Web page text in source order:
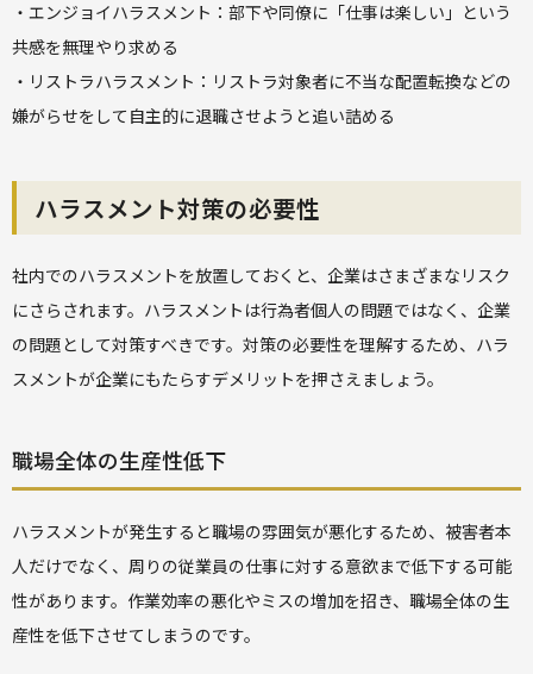
・エンジョイハラスメント：部下や同僚に「仕事は楽しい」という
共感を無理やり求める
・リストラハラスメント：リストラ対象者に不当な配置転換などの
嫌がらせをして自主的に退職させようと追い詰める
ハラスメント対策の必要性
社内でのハラスメントを放置しておくと、企業はさまざまなリスク
にさらされます。ハラスメントは行為者個人の問題ではなく、企業
の問題として対策すべきです。対策の必要性を理解するため、ハラ
スメントが企業にもたらすデメリットを押さえましょう。
職場全体の生産性低下
ハラスメントが発生すると職場の雰囲気が悪化するため、被害者本
人だけでなく、周りの従業員の仕事に対する意欲まで低下する可能
性があります。作業効率の悪化やミスの増加を招き、職場全体の生
産性を低下させてしまうのです。